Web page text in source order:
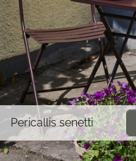
Pericallis senetti